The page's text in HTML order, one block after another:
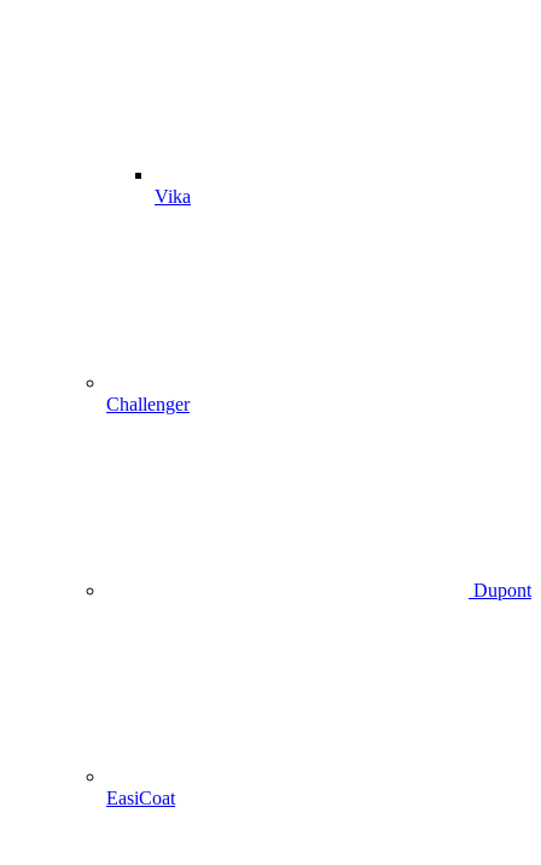
Vika
Challenger
Dupont
EasiCoat